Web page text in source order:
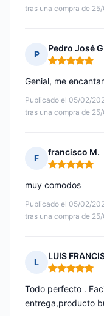
tras una compra de
P
Pedro José
Nota: 5 de 5
Publicado el 05/02/
tras una compra de
Genial, me
F
francisco M.
Nota: 5 de 5
Publicado el 05/02/
tras una compra de
muy comodos
L
LUIS
Nota: 5 de 5
Todo perfecto .
entrega,producto